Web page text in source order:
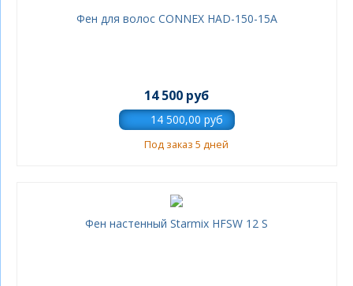
Фен для волос CONNEX HAD-150-15A
14 500 руб
Под заказ 5 дней
Фен настенный Starmix HFSW 12 S